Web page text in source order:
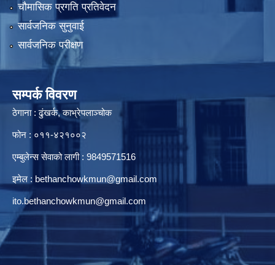
चौमासिक प्रगति प्रतिवेदन
सार्वजनिक सुनुवाई
सार्वजनिक परीक्षण
सम्पर्क विवरण
ठेगाना : ढुंखर्क, काभ्रेपलाञ्चोक
फोन : ०११-४२१००२
एम्बुलेन्स सेवाको लागी : 9849571516
इमेल : bethanchowkmun@gmail.com
ito.bethanchowkmun@gmail.com